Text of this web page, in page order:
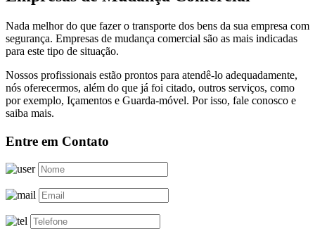
Nada melhor do que fazer o transporte dos bens da sua empresa com
segurança. Empresas de mudança comercial são as mais indicadas
para este tipo de situação.
Nossos profissionais estão prontos para atendê-lo adequadamente,
nós oferecermos, além do que já foi citado, outros serviços, como
por exemplo, Içamentos e Guarda-móvel. Por isso, fale conosco e
saiba mais.
Entre em Contato